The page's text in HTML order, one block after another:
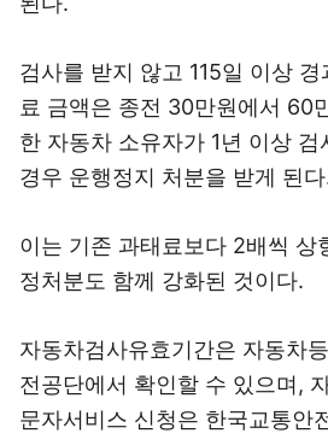
검사를 받지 않고 115일 이상
료 금액은 종전 30만원에서 60
한 자동차 소유자가 1년 이상
경우 운행정지 처분을 받게 된
이는 기존 과태료보다 2배씩 상
정처분도 함께 강화된 것이다.
자동차검사유효기간은 자동차
전공단에서 확인할 수 있으며,
문자서비스 신청은 한국교통안